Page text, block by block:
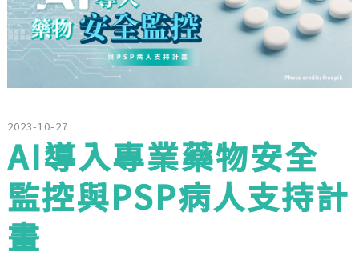
2023-10-27
AI導入專業藥物安全
監控與PSP病人支持計
畫